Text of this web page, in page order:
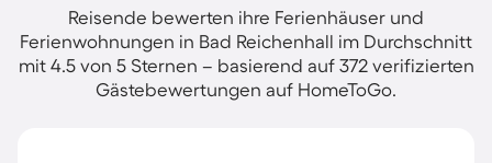
Reisende bewerten ihre Ferienhäuser und
Ferienwohnungen in Bad Reichenhall im Durchschnitt
mit 4.5 von 5 Sternen – basierend auf 372 verifizierten
Gästebewertungen auf HomeToGo.